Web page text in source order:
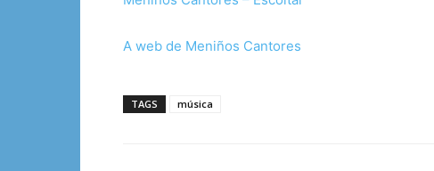
A web de Meniños Cantores
TAGS música